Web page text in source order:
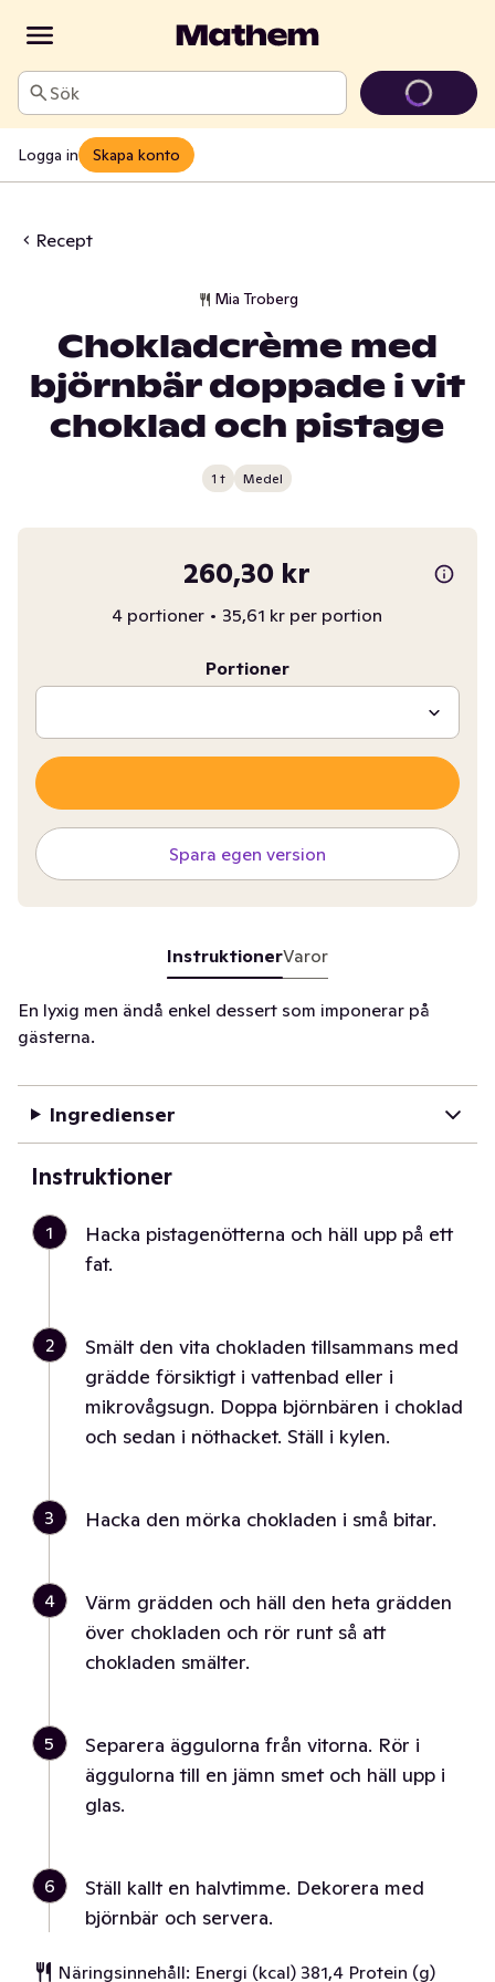
Sök
Logga in Skapa konto
Recept
Mia Troberg
Chokladcrème med
björnbär doppade i vit
choklad och pistage
1 t Medel
260,30 kr
4 portioner • 35,61 kr per portion
Portioner
Spara egen version
InstruktionerVaror
En lyxig men ändå enkel dessert som imponerar på
gästerna.
Ingredienser
Instruktioner
1
Hacka pistagenötterna och häll upp på ett
fat.
2
Smält den vita chokladen tillsammans med
grädde försiktigt i vattenbad eller i
mikrovågsugn. Doppa björnbären i choklad
och sedan i nöthacket. Ställ i kylen.
3 Hacka den mörka chokladen i små bitar.
4
Värm grädden och häll den heta grädden
över chokladen och rör runt så att
chokladen smälter.
5
Separera äggulorna från vitorna. Rör i
äggulorna till en jämn smet och häll upp i
glas.
6
Ställ kallt en halvtimme. Dekorera med
björnbär och servera.
Näringsinnehåll: Energi (kcal) 381,4 Protein (g)